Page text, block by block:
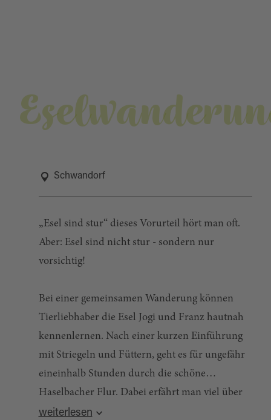
Schwandorf
„Esel sind stur“ dieses Vorurteil hört man oft.
Aber: Esel sind nicht stur - sondern nur
vorsichtig!
Bei einer gemeinsamen Wanderung können
Tierliebhaber die Esel Jogi und Franz hautnah
kennenlernen. Nach einer kurzen Einführung
mit Striegeln und Füttern, geht es für ungefähr
eineinhalb Stunden durch die schöne
Haselbacher Flur. Dabei erfährt man viel über
die Tiere, Natur und die Landwirtschaft im
Quelle:destination.one
weiterlesen